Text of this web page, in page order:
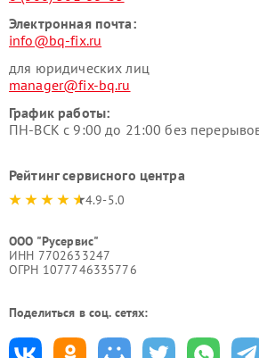
Электронная почта:
info@bq-fix.ru
для юридических лиц
manager@fix-bq.ru
График работы:
ПН-ВСК с 9:00 до 21:00 без
Рейтинг сервисного центра
4.9-5.0
ООО "Русервис"
ИНН 7702633247
ОГРН 1077746335776
Поделиться в соц. сетях: